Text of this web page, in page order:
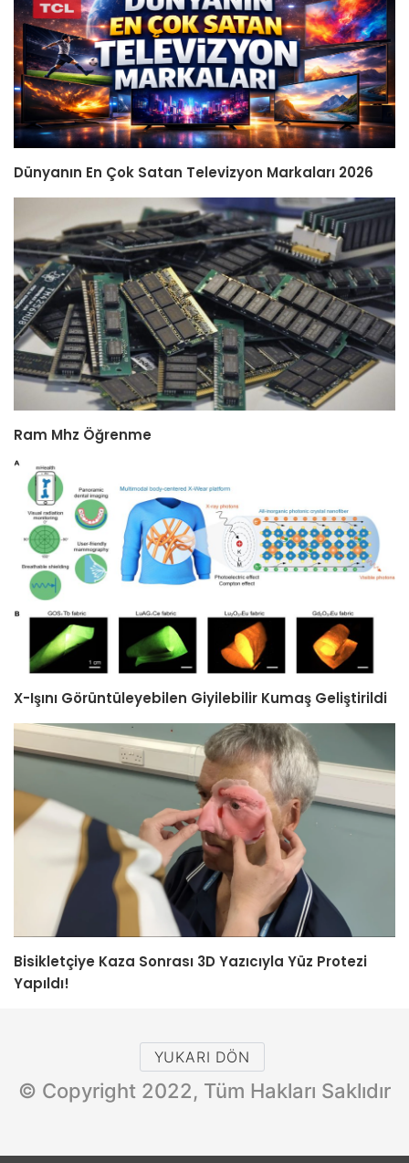
Dünyanın En Çok Satan Televizyon Markaları 2026
Ram Mhz Öğrenme
X-Işını Görüntüleyebilen Giyilebilir Kumaş Geliştirildi
Bisikletçiye Kaza Sonrası 3D Yazıcıyla Yüz Protezi
Yapıldı!
YUKARI DÖN
© Copyright 2022, Tüm Hakları Saklıdır